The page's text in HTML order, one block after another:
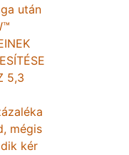
után
5,3
mégis
kér